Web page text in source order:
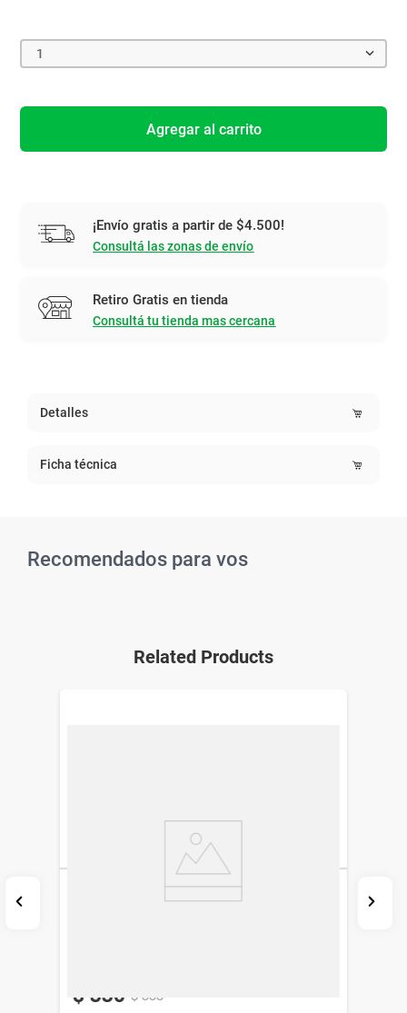
1
Agregar al carrito
¡Envío gratis a partir de $4.500!
Consultá las zonas de envío
Retiro Gratis en tienda
Consultá tu tienda mas cercana
Detalles
Ficha técnica
Recomendados para vos
Related Products
$ 330 $ 388